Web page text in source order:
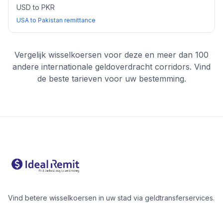
USD to PKR
USA to Pakistan remittance
Vergelijk wisselkoersen voor deze en meer dan 100
andere internationale geldoverdracht corridors. Vind
de beste tarieven voor uw bestemming.
Vind betere wisselkoersen in uw stad via geldtransferservices.